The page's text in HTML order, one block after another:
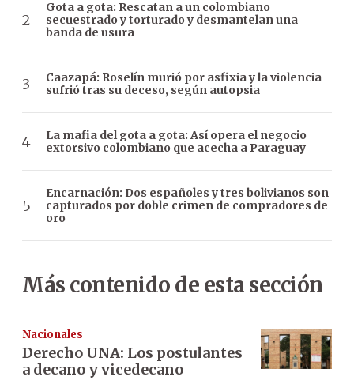
Gota a gota: Rescatan a un colombiano
secuestrado y torturado y desmantelan una
banda de usura
Caazapá: Roselín murió por asfixia y la violencia
sufrió tras su deceso, según autopsia
La mafia del gota a gota: Así opera el negocio
extorsivo colombiano que acecha a Paraguay
Encarnación: Dos españoles y tres bolivianos son
capturados por doble crimen de compradores de
oro
Más contenido de esta sección
Nacionales
Derecho UNA: Los postulantes
a decano y vicedecano